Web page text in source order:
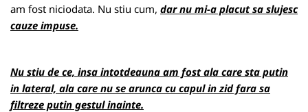
am fost niciodata. Nu stiu cum, dar nu mi-a placut sa slujesc
cauze impuse.
Nu stiu de ce, insa intotdeauna am fost ala care sta putin
in lateral, ala care nu se arunca cu capul in zid fara sa
filtreze putin gestul inainte.